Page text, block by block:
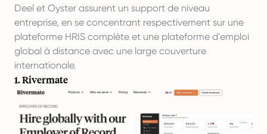
Deel et Oyster assurent un support de niveau
entreprise, en se concentrant respectivement sur une
plateforme HRIS complète et une plateforme d'emploi
global à distance avec une large couverture
internationale.
1. Rivermate